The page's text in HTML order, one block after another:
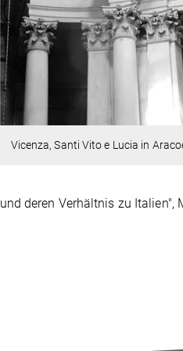
Vicenza, Santi Vito e Lucia in
und deren Verhältnis zu